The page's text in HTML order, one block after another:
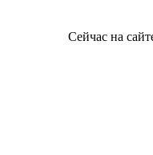
Сейчас на